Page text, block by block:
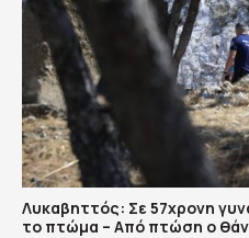
Λυκαβηττός: Σε 57χρονη
το πτώμα – Από πτώση ο